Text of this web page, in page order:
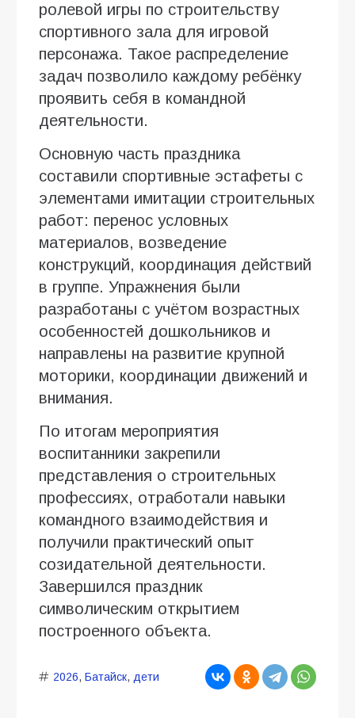
ролевой игры по строительству
спортивного зала для игровой
персонажа. Такое распределение
задач позволило каждому ребёнку
проявить себя в командной
деятельности.
Основную часть праздника
составили спортивные эстафеты с
элементами имитации строительных
работ: перенос условных
материалов, возведение
конструкций, координация действий
в группе. Упражнения были
разработаны с учётом возрастных
особенностей дошкольников и
направлены на развитие крупной
моторики, координации движений и
внимания.
По итогам мероприятия
воспитанники закрепили
представления о строительных
профессиях, отработали навыки
командного взаимодействия и
получили практический опыт
созидательной деятельности.
Завершился праздник
символическим открытием
построенного объекта.
2026, Батайск, дети